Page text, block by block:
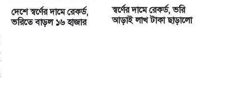
দেশে স্বর্ণের দামে রেকর্ড,
ভরিতে বাড়ল ১৬ হাজার
স্বর্ণের দামে রেকর্ড, ভরি
আড়াই লাখ টাকা ছাড়ালো